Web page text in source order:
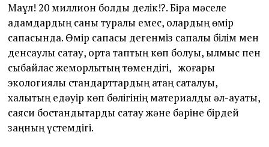
Мақұл! 20 миллион болдық делік!?. Бірақ мәселе
адамдардың саны туралы емес, олардың өмір
сапасында. Өмір сапасы дегенміз сапалы білім мен
денсаулық сақтау, орта таптың көп болуы, қылмыс пен
сыбайлас жемқорлықтың төмендігі, жоғары
экологиялық стандарттардың қатаң сақталуы,
халықтың едәуір көп бөлігінің материалдық әл-ауқаты,
саяси бостандықтарды сақтау және бәріне бірдей
заңның үстемдігі.